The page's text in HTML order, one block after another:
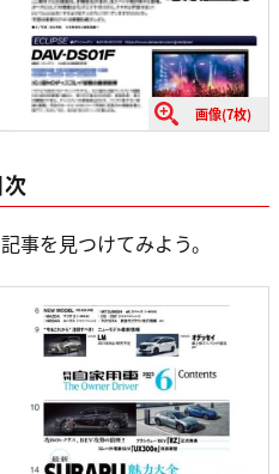
画像(7枚)
事を見つけてみよう。